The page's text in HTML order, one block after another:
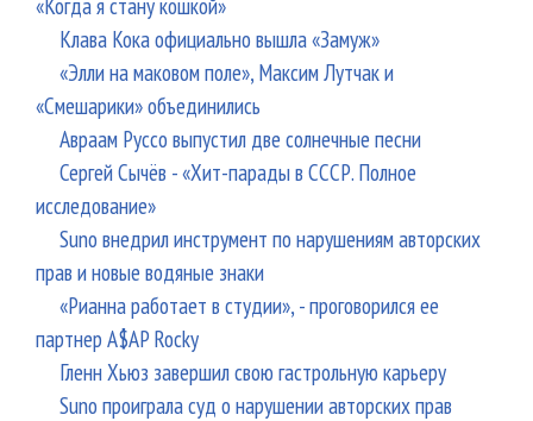
Клава Кока официально вышла «Замуж»
«Элли на маковом поле», Максим Лутчак и
«Смешарики» объединились
Авраам Руссо выпустил две солнечные песни
Сергей Сычёв - «Хит-парады в СССР. Полное
исследование»
Suno внедрил инструмент по нарушениям авторских
прав и новые водяные знаки
«Рианна работает в студии», - проговорился ее
партнер A$AP Rocky
Гленн Хьюз завершил свою гастрольную карьеру
Suno проиграла суд о нарушении авторских прав